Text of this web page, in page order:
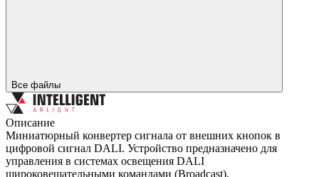
Все файлы
Описание
Миниатюрный конвертер сигнала от внешних кнопок в
цифровой сигнал DALI. Устройство предназначено для
управления в системах освещения DALI
широковещательными командами (Broadcast).